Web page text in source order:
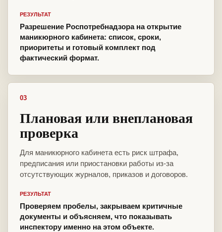
РЕЗУЛЬТАТ
Разрешение Роспотребнадзора на открытие
маникюрного кабинета: список, сроки,
приоритеты и готовый комплект под
фактический формат.
03
Плановая или внеплановая
проверка
Для маникюрного кабинета есть риск штрафа,
предписания или приостановки работы из-за
отсутствующих журналов, приказов и договоров.
РЕЗУЛЬТАТ
Проверяем пробелы, закрываем критичные
документы и объясняем, что показывать
инспектору именно на этом объекте.